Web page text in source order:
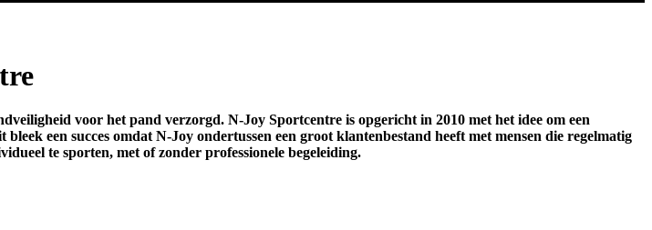
voor het pand verzorgd. N-Joy Sportcentre is opgericht in 2010 met het idee om een
een succes omdat N-Joy ondertussen een groot klantenbestand heeft met mensen die regelmatig
te sporten, met of zonder professionele begeleiding.